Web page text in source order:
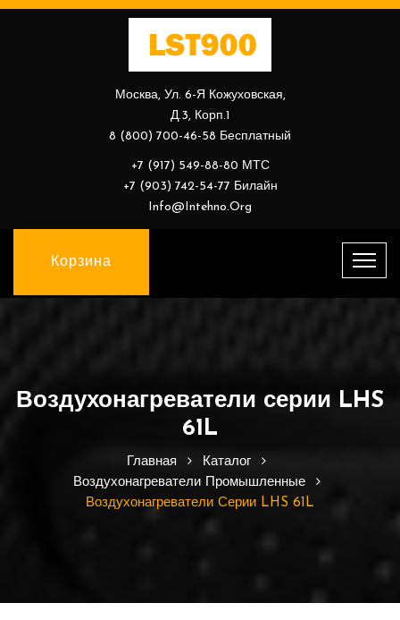
Москва, Ул. 6-Я Кожуховская,
Д.3, Корп.1
8 (800) 700-46-58 Бесплатный
+7 (917) 549-88-80 МТС
+7 (903) 742-54-77 Билайн
Info@intehno.org
Корзина
Воздухонагреватели серии LHS
61L
Главная
Каталог
Воздухонагреватели Промышленные
Воздухонагреватели Серии LHS 61L